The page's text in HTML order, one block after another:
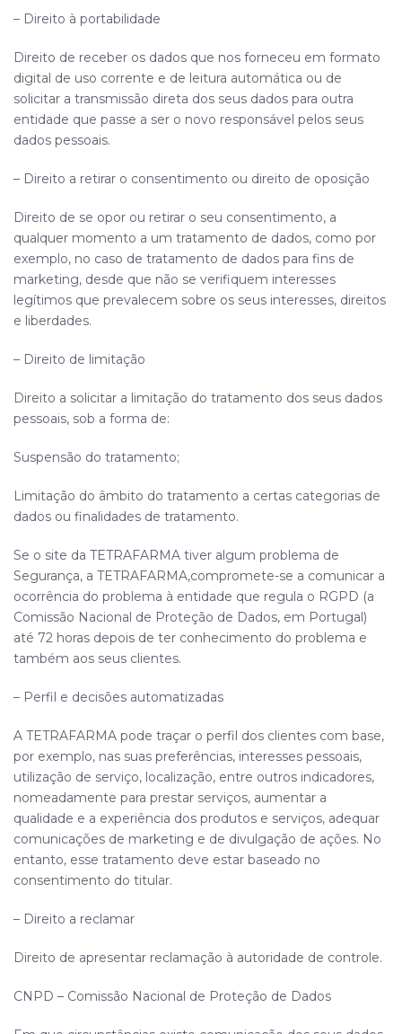
– Direito à portabilidade
Direito de receber os dados que nos forneceu em formato
digital de uso corrente e de leitura automática ou de
solicitar a transmissão direta dos seus dados para outra
entidade que passe a ser o novo responsável pelos seus
dados pessoais.
– Direito a retirar o consentimento ou direito de oposição
Direito de se opor ou retirar o seu consentimento, a
qualquer momento a um tratamento de dados, como por
exemplo, no caso de tratamento de dados para fins de
marketing, desde que não se verifiquem interesses
legítimos que prevalecem sobre os seus interesses, direitos
e liberdades.
– Direito de limitação
Direito a solicitar a limitação do tratamento dos seus dados
pessoais, sob a forma de:
Suspensão do tratamento;
Limitação do âmbito do tratamento a certas categorias de
dados ou finalidades de tratamento.
Se o site da TETRAFARMA tiver algum problema de
Segurança, a TETRAFARMA,compromete-se a comunicar a
ocorrência do problema à entidade que regula o RGPD (a
Comissão Nacional de Proteção de Dados, em Portugal)
até 72 horas depois de ter conhecimento do problema e
também aos seus clientes.
– Perfil e decisões automatizadas
A TETRAFARMA pode traçar o perfil dos clientes com base,
por exemplo, nas suas preferências, interesses pessoais,
utilização de serviço, localização, entre outros indicadores,
nomeadamente para prestar serviços, aumentar a
qualidade e a experiência dos produtos e serviços, adequar
comunicações de marketing e de divulgação de ações. No
entanto, esse tratamento deve estar baseado no
consentimento do titular.
– Direito a reclamar
Direito de apresentar reclamação à autoridade de controle.
CNPD – Comissão Nacional de Proteção de Dados